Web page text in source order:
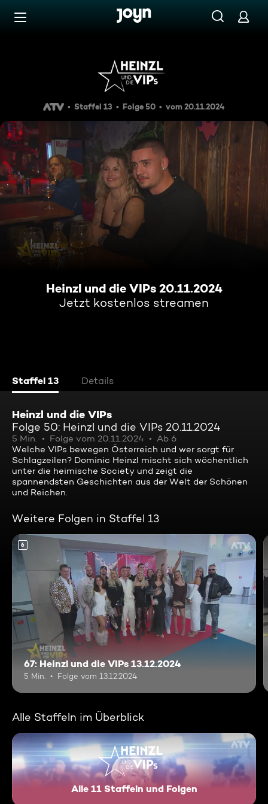
Zum Inhalt springen
Heinzl und die VIPs
Staffel 13 Folge 50 vom 20.11.2024
Heinzl und die VIPs 20.11.2024
Jetzt kostenlos streamen
Staffel 13 Details
Heinzl und die VIPs
Folge 50: Heinzl und die VIPs 20.11.2024
5 Min. Folge vom 20.11.2024
Ab 6
Welche VIPs bewegen Österreich und wer sorgt für
Schlagzeilen? Dominic Heinzl mischt sich wöchentlich
unter die heimische Society und zeigt die
spannendsten Geschichten aus der Welt der Schönen
und Reichen.
Weitere Folgen in Staffel 13
6
67: Heinzl und die VIPs 13.12.2024
5 Min. Folge vom 13.12.2024
Alle Staffeln im Überblick
Alle 11 Staffeln und Folgen